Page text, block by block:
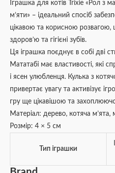
Іграшка для котів Trixie «Рол з
м’яти» – ідеальний спосіб
цікавою та корисною розвагою,
здоров’ю та гігієні зубів.
Ця іграшка поєднує в собі дві
Мататабі має властивості, які
і ясен улюбленця. Кулька з
привертає увагу та активізує
гру ще цікавішою та
Матеріал: дерево, котяча м’ята,
Розмір: 4 × 5 см
Тип іграшки